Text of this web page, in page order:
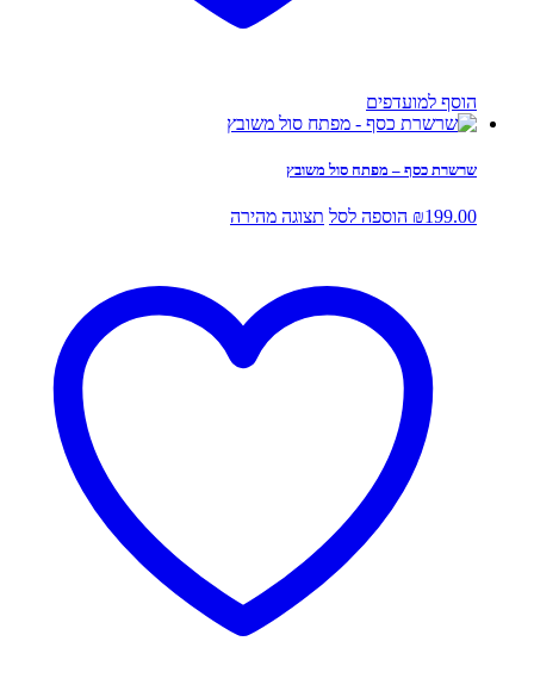
הוסף למועדפים
שרשרת כסף – מפתח סול משובץ
₪199.00 הוספה לסל תצוגה מהירה